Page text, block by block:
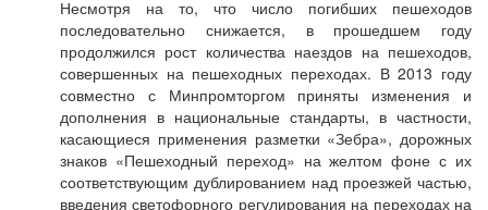
Несмотря на то, что число погибших пешеходов
последовательно снижается, в прошедшем году
продолжился рост количества наездов на пешеходов,
совершенных на пешеходных переходах. В 2013 году
совместно с Минпромторгом приняты изменения и
дополнения в национальные стандарты, в частности,
касающиеся применения разметки «Зебра», дорожных
знаков «Пешеходный переход» на желтом фоне с их
соответствующим дублированием над проезжей частью,
введения светофорного регулирования на переходах на